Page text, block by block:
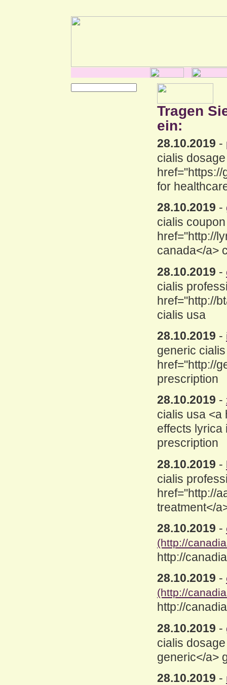
Tragen
ein:
28.10.2019 -
cialis
for
28.10.2019 -
cialis
href="http://
canada</a>
28.10.2019 -
cialis
href="http://
cialis usa
28.10.2019 -
generic
href="http://
prescription
28.10.2019 -
cialis usa <a
effects lyrica
prescription
28.10.2019 -
cialis
href="http://
treatment</
28.10.2019 -
(http://
http://
28.10.2019 -
(http://
http://
28.10.2019 -
cialis
generic</a>
28.10.2019 -